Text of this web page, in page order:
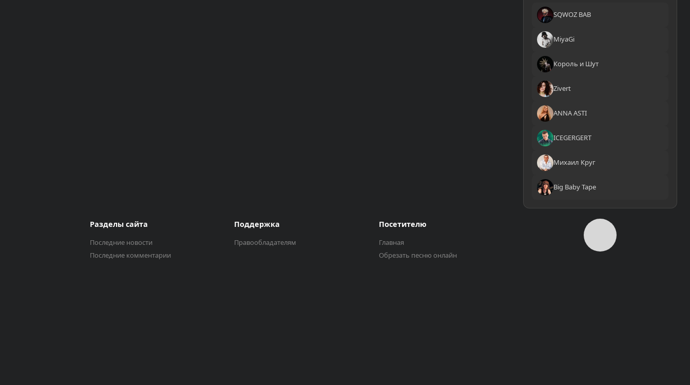
SQWOZ BAB
MiyaGi
Король и Шут
Zivert
ANNA ASTI
ICEGERGERT
Михаил Круг
Big Baby Tape
Разделы сайта
Последние новости
Последние комментарии
Поддержка
Правообладателям
Посетителю
Главная
Обрезать песню онлайн